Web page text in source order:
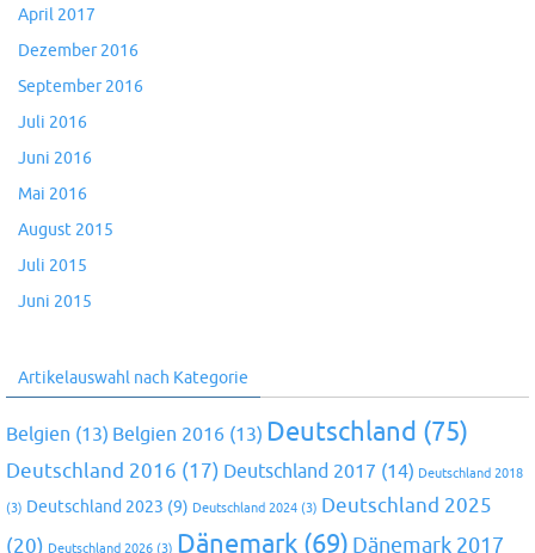
April 2017
Dezember 2016
September 2016
Juli 2016
Juni 2016
Mai 2016
August 2015
Juli 2015
Juni 2015
Artikelauswahl nach Kategorie
Belgien (13) Belgien 2016 (13) Deutschland (75)
Deutschland 2016 (17) Deutschland 2017 (14) Deutschland 2018
(3) Deutschland 2023 (9) Deutschland 2024 (3) Deutschland 2025
(20) Deutschland 2026 (3) Dänemark (69) Dänemark 2017